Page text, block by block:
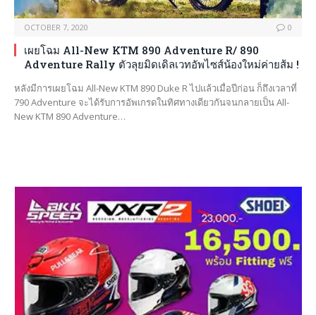
OCTOBER 7, 2020 0
เผยโฉม All-New KTM 890 Adventure R/ 890
Adventure Rally ตัวลุยมิดเดิลเวทอัพไซส์น้องใหม่ค่ายส้ม !
หลังมีการเผยโฉม All-New KTM 890 Duke R ไปแล้วเมื่อปีก่อน ก็ถึงเวลาที่
790 Adventure จะได้รับการอัพเกรดในทิศทางเดียวกันจนกลายเป็น All-
New KTM 890 Adventure…